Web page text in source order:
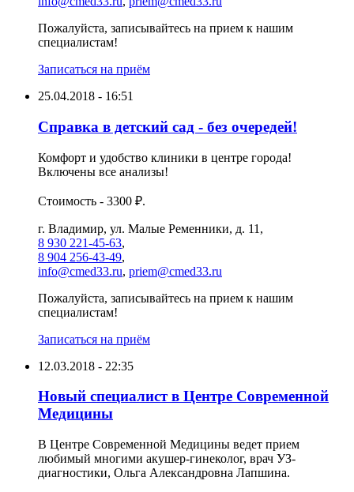
Пожалуйста, записывайтесь на прием к нашим
специалистам!
Записаться на приём
25.04.2018 - 16:51
Справка в детский сад - без очередей!
Комфорт и удобство клиники в центре города!
Включены все анализы!
Стоимость - 3300 ₽.
г. Владимир, ул. Малые Ременники, д. 11,
8 930 221-45-63,
8 904 256-43-49,
info@cmed33.ru, priem@cmed33.ru
Пожалуйста, записывайтесь на прием к нашим
специалистам!
Записаться на приём
12.03.2018 - 22:35
Новый специалист в Центре Современной
Медицины
В Центре Современной Медицины ведет прием
любимый многими акушер-гинеколог, врач УЗ-
диагностики, Ольга Александровна Лапшина.